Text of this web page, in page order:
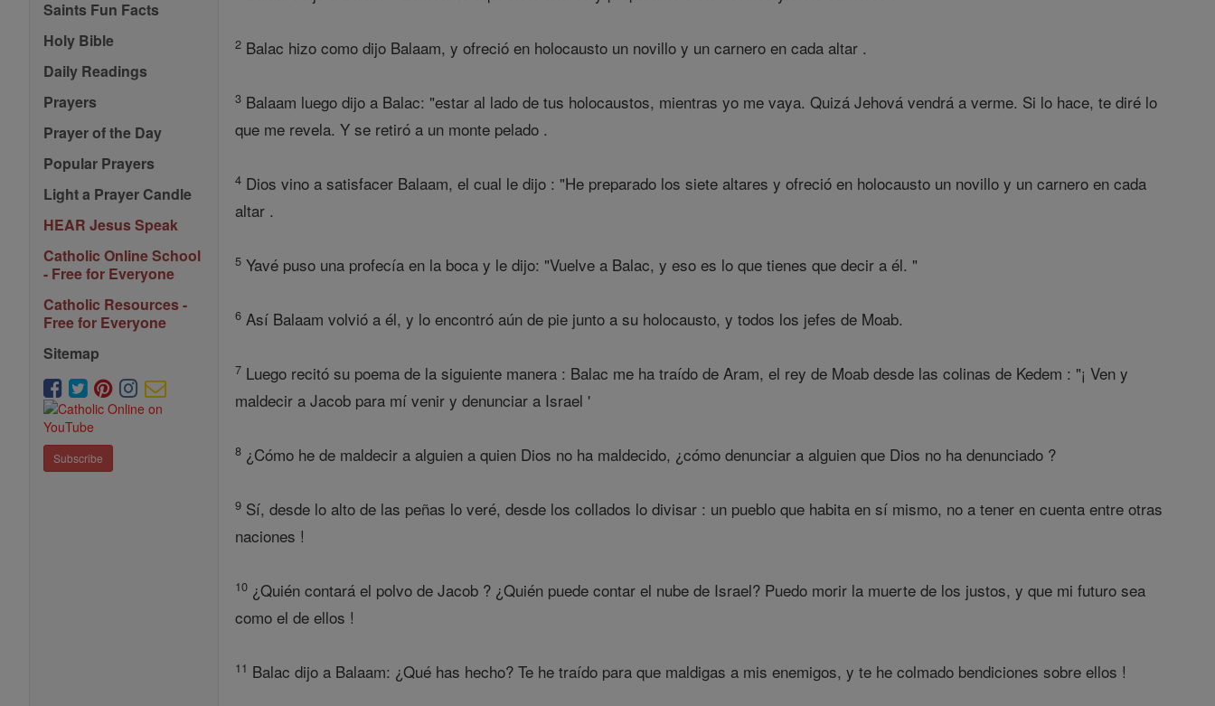
Saints Fun Facts
Holy Bible
Daily Readings
Prayers
Prayer of the Day
Popular Prayers
Light a Prayer Candle
HEAR Jesus Speak
Catholic Online School
- Free for Everyone
Catholic Resources -
Free for Everyone
Sitemap
Subscribe
2 Balac hizo como dijo Balaam, y ofreció en holocausto un novillo y un carnero en cada altar .
3 Balaam luego dijo a Balac: "estar al lado de tus holocaustos, mientras yo me vaya. Quizá Jehová vendrá a verme. Si lo hace, te diré lo
que me revela. Y se retiró a un monte pelado .
4 Dios vino a satisfacer Balaam, el cual le dijo : "He preparado los siete altares y ofreció en holocausto un novillo y un carnero en cada
altar .
5 Yavé puso una profecía en la boca y le dijo: "Vuelve a Balac, y eso es lo que tienes que decir a él. "
6 Así Balaam volvió a él, y lo encontró aún de pie junto a su holocausto, y todos los jefes de Moab.
7 Luego recitó su poema de la siguiente manera : Balac me ha traído de Aram, el rey de Moab desde las colinas de Kedem : "¡ Ven y
maldecir a Jacob para mí venir y denunciar a Israel '
8 ¿Cómo he de maldecir a alguien a quien Dios no ha maldecido, ¿cómo denunciar a alguien que Dios no ha denunciado ?
9 Sí, desde lo alto de las peñas lo veré, desde los collados lo divisar : un pueblo que habita en sí mismo, no a tener en cuenta entre otras
naciones !
10 ¿Quién contará el polvo de Jacob ? ¿Quién puede contar el nube de Israel? Puedo morir la muerte de los justos, y que mi futuro sea
como el de ellos !
11 Balac dijo a Balaam: ¿Qué has hecho? Te he traído para que maldigas a mis enemigos, y te he colmado bendiciones sobre ellos !